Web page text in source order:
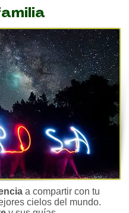
a compartir con tu
cielos del mundo.